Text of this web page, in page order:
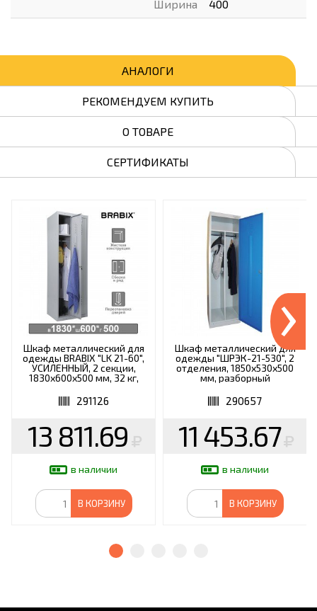
Ширина 400
АНАЛОГИ
РЕКОМЕНДУЕМ КУПИТЬ
О ТОВАРЕ
СЕРТИФИКАТЫ
Шкаф металлический для
одежды BRABIX "LK 21-60",
УСИЛЕННЫЙ, 2 секции,
1830х600х500 мм, 32 кг,
291126
13 811.69
в наличии
В КОРЗИНУ
Шкаф металлический для
одежды "ШРЭК-21-530", 2
отделения, 1850х530х500
мм, разборный
290657
11 453.67
в наличии
В КОРЗИНУ
›